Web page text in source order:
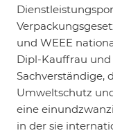
und WEEE
Dipl-Kauffrau
Sachverständige,
Umweltschutz
eine
in der sie